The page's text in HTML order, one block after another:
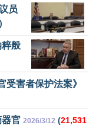
员
粹般
受害者保护法案》
器官 2026/3/12 (21,531